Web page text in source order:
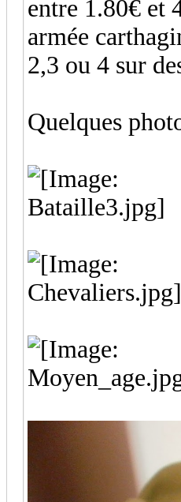
entre 1.80€ et
armée
2,3 ou 4 sur
Quelques